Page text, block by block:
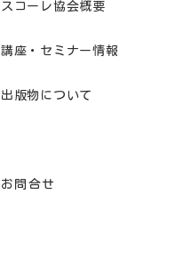
スコーレ協会概要
講座・セミナー情報
出版物について
お問合せ